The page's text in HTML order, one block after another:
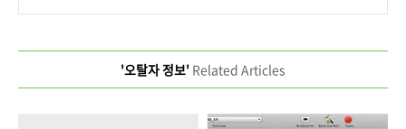
'오탈자 정보' Related Articles